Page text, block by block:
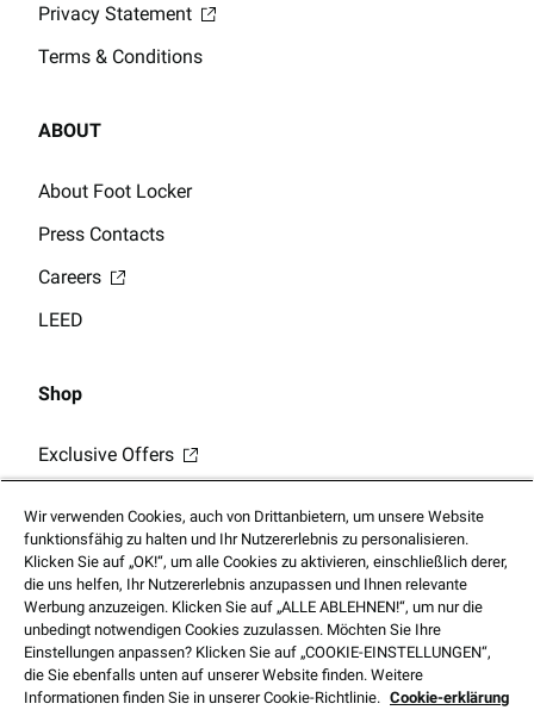
Privacy Statement
Terms & Conditions
ABOUT
About Foot Locker
Press Contacts
Careers
LEED
Shop
Exclusive Offers
Store Locator
Gift Card Balance
Wir verwenden Cookies, auch von Drittanbietern, um unsere Website
funktionsfähig zu halten und Ihr Nutzererlebnis zu personalisieren.
Klicken Sie auf „OK!“, um alle Cookies zu aktivieren, einschließlich derer,
die uns helfen, Ihr Nutzererlebnis anzupassen und Ihnen relevante
Werbung anzuzeigen. Klicken Sie auf „ALLE ABLEHNEN!“, um nur die
unbedingt notwendigen Cookies zuzulassen. Möchten Sie Ihre
Einstellungen anpassen? Klicken Sie auf „COOKIE-EINSTELLUNGEN“,
die Sie ebenfalls unten auf unserer Website finden. Weitere
Informationen finden Sie in unserer Cookie-Richtlinie. Cookie-erklärung